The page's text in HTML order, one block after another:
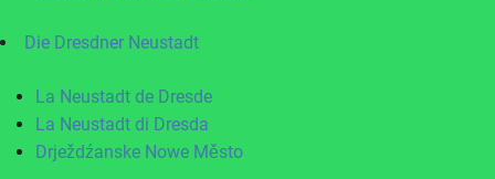
Die Dresdner Neustadt
La Neustadt de Dresde
La Neustadt di Dresda
Drježdźanske Nowe Město